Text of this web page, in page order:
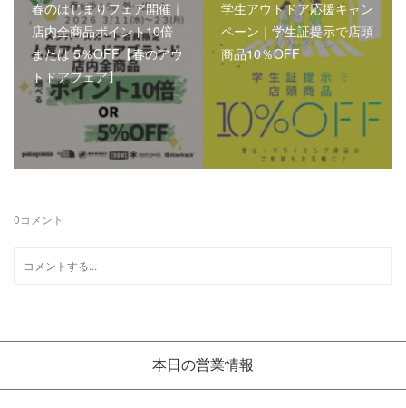
春のはじまりフェア開催｜
店内全商品ポイント10倍
または 5％OFF【春のアウ
トドアフェア】
学生アウトドア応援キャン
ペーン｜学生証提示で店頭
商品10％OFF
0コメント
本日の営業情報